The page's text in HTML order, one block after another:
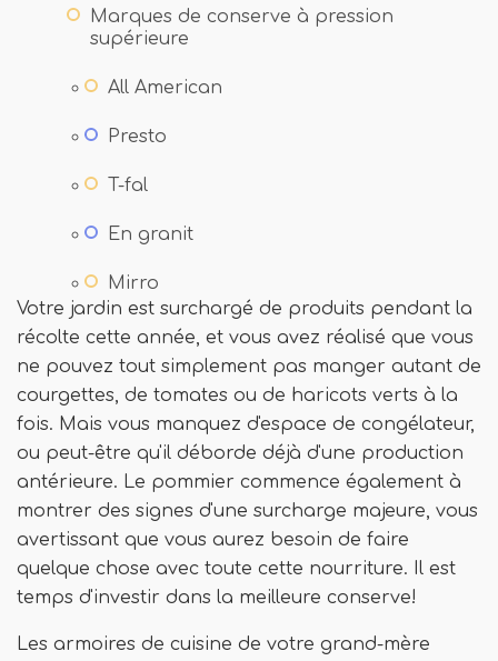
Marques de conserve à pression
supérieure
All American
Presto
T-fal
En granit
Mirro
Votre jardin est surchargé de produits pendant la
récolte cette année, et vous avez réalisé que vous
ne pouvez tout simplement pas manger autant de
courgettes, de tomates ou de haricots verts à la
fois. Mais vous manquez d'espace de congélateur,
ou peut-être qu'il déborde déjà d'une production
antérieure. Le pommier commence également à
montrer des signes d'une surcharge majeure, vous
avertissant que vous aurez besoin de faire
quelque chose avec toute cette nourriture. Il est
temps d'investir dans la meilleure conserve!
Les armoires de cuisine de votre grand-mère